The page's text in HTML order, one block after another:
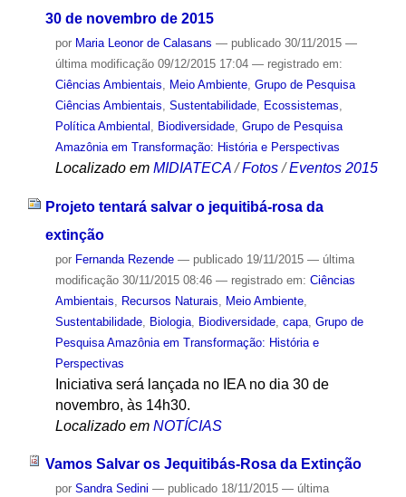
30 de novembro de 2015
por Maria Leonor de Calasans — publicado30/11/2015 —
última modificação09/12/2015 17:04 — registrado em:
Ciências Ambientais
Meio Ambiente, Grupo de Pesquisa
Ciências Ambientais Sustentabilidade, Ecossistemas
Política Ambiental
Biodiversidade, Grupo de Pesquisa
Amazônia em Transformação: História e Perspectivas
Localizado em MIDIATECA /Fotos /Eventos 2015
Projeto tentará salvar o jequitibá-rosa da
extinção
por Fernanda Rezende — publicado19/11/2015 — última
modificação30/11/2015 08:46 — registrado em: Ciências
Ambientais
Recursos Naturais Meio Ambiente,
Sustentabilidade, Biologia, Biodiversidade, capa, Grupo de
Pesquisa Amazônia em Transformação: História e
Perspectivas
Iniciativa será lançada no IEA no dia 30 de
novembro, às 14h30.
Localizado em NOTÍCIAS
Vamos Salvar os Jequitibás-Rosa da Extinção
por Sandra Sedini — publicado18/11/2015 — última